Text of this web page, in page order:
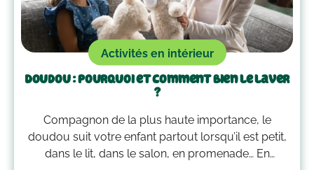
Activités en intérieur
Doudou : pourquoi et comment bien le laver
?
Compagnon de la plus haute importance, le
doudou suit votre enfant partout lorsqu’il est petit,
dans le lit, dans le salon, en promenade… En